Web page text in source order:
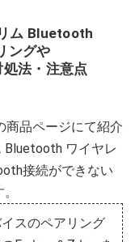
ム Bluetooth
ングや
法・注意点
商品ページにて紹介
Bluetooth ワイヤレ
接続ができない
スのペアリング